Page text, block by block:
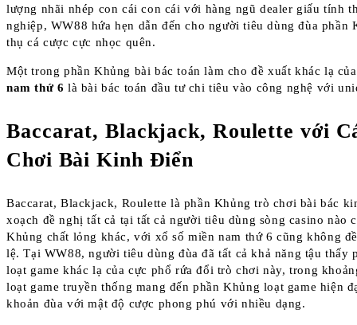
lượng nhãi nhép con cái con cái với hàng ngũ dealer giấu tính
nghiệp, WW88 hứa hẹn dẫn đến cho người tiêu dùng đùa phần
thụ cá cược cực nhọc quên.
Một trong phần Khủng bài bác toán làm cho đề xuất khác lạ
nam thứ 6 là bài bác toán đầu tư chi tiêu vào công nghệ với
Baccarat, Blackjack, Roulette với
Chơi Bài Kinh Điển
Baccarat, Blackjack, Roulette là phần Khủng trò chơi bài bác
xoạch đề nghị tất cả tại tất cả người tiêu dùng sòng casino nào
Khủng chất lỏng khác, với xổ số miền nam thứ 6 cũng không
lệ. Tại WW88, người tiêu dùng đùa đã tất cả khả năng tậu thấy
loạt game khác lạ của cực phổ rứa đổi trò chơi này, trong
loạt game truyền thống mang đến phần Khủng loạt game hiện
khoản đùa với mật độ cược phong phú với nhiều dạng.